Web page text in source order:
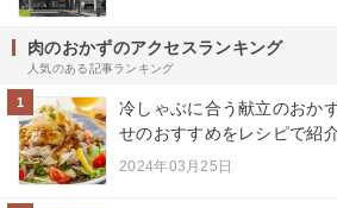
肉のおかずのアクセスランキング
人気のある記事ランキング
1
冷しゃぶに合う献立のおか
せのおすすめをレシピで紹介
2024年03月25日